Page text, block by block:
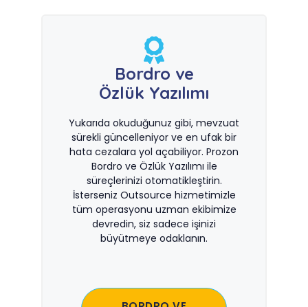
Bordro ve
Özlük Yazılımı
Yukarıda okuduğunuz gibi, mevzuat
sürekli güncelleniyor ve en ufak bir
hata cezalara yol açabiliyor. Prozon
Bordro ve Özlük Yazılımı ile
süreçlerinizi otomatikleştirin.
İsterseniz Outsource hizmetimizle
tüm operasyonu uzman ekibimize
devredin, siz sadece işinizi
büyütmeye odaklanın.